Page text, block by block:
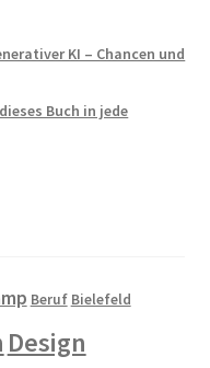
KI – Chancen und
Buch in jede
Beruf Bielefeld
Design